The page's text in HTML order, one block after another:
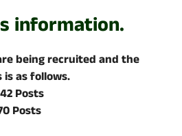
information.
being recruited and the
as follows.
Posts
Posts